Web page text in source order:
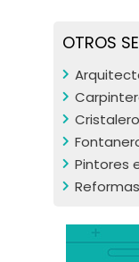
OTROS
Pintores